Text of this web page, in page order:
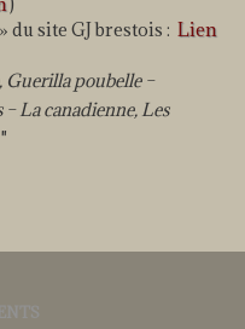
)
du site GJ brestois : Lien
Guerilla poubelle –
La canadienne, Les